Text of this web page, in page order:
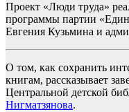
Проект «Люди труда»
программы партии
Евгения Кузьмина и
О том, как сохранить
книгам, рассказывает
Центральной детской
Нигматзянова.